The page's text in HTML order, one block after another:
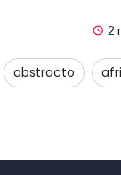
2
abstracto